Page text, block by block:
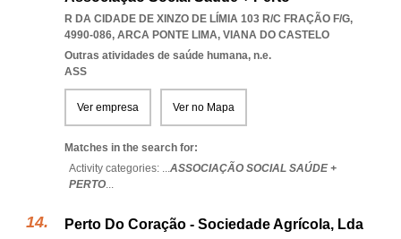
R DA CIDADE DE XINZO DE LÍMIA 103 R/C FRAÇÃO F/G,
4990-086, ARCA PONTE LIMA, VIANA DO CASTELO
Outras atividades de saúde humana, n.e.
ASS
Ver empresa Ver no Mapa
Matches in the search for:
Activity categories: ...ASSOCIAÇÃO SOCIAL SAÚDE +
PERTO...
Perto Do Coração - Sociedade Agrícola, Lda